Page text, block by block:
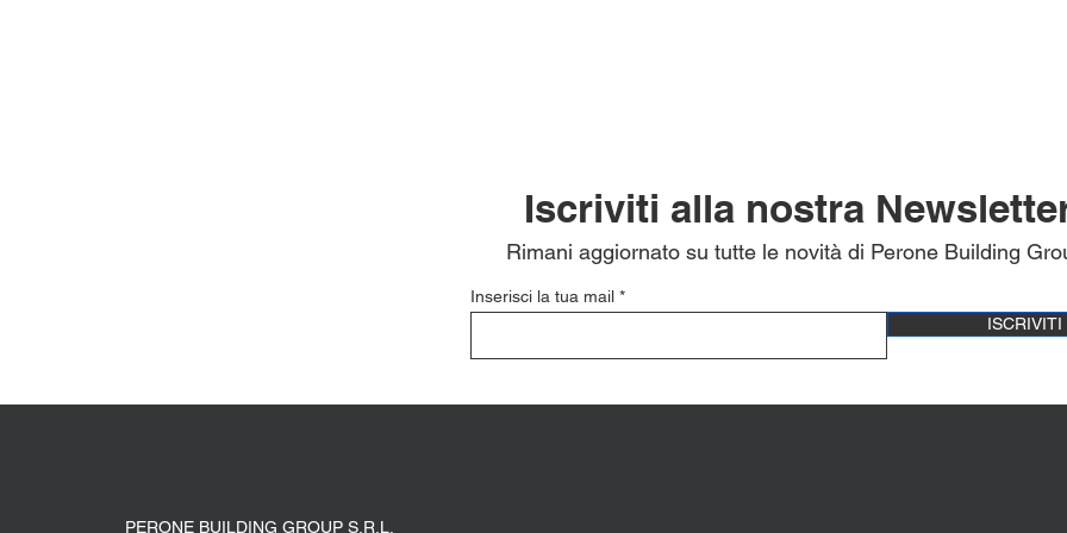
Iscriviti alla nostra
Rimani aggiornato su tutte le novità di Perone Building
Inserisci la tua mail
ISCRIVITI
PERONE BUILDING GROUP S.R.L.